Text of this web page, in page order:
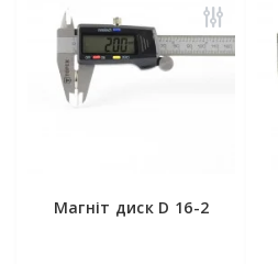
Магніт диск D 16-2